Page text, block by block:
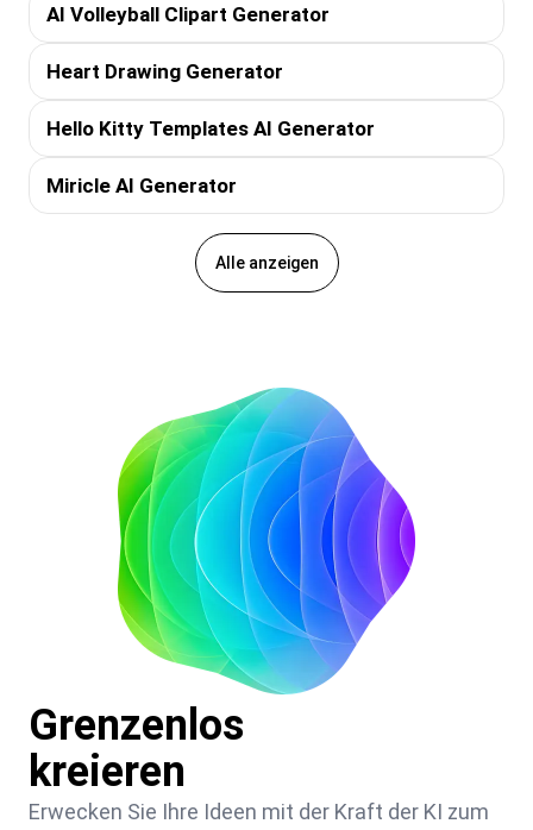
AI Volleyball Clipart Generator
Heart Drawing Generator
Hello Kitty Templates AI Generator
Miricle AI Generator
Alle anzeigen
Grenzenlos
kreieren
Erwecken Sie Ihre Ideen mit der Kraft der KI zum